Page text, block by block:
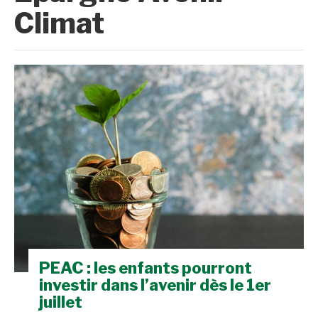
Climat
PEAC : les enfants pourront
investir dans l’avenir dès le 1er
juillet